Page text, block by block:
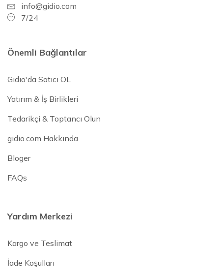
info@gidio.com
7/24
Önemli Bağlantılar
Gidio'da Satıcı OL
Yatırım & İş Birlikleri
Tedarikçi & Toptancı Olun
gidio.com Hakkında
Bloger
FAQs
Yardım Merkezi
Kargo ve Teslimat
İade Koşulları